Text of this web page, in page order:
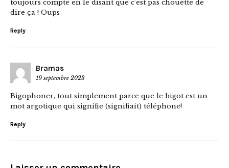
toujours compte en le disant que c’est pas chouette de
dire ça ! Oups
Reply
Bramas
19 septembre 2023
Bigophoner, tout simplement parce que le bigot est un
mot argotique qui signifie (signifiait) téléphone!
Reply